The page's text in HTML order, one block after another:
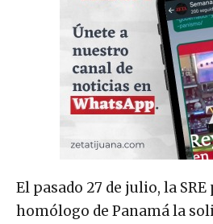
El pasado 27 de julio, la
homólogo de Panamá la